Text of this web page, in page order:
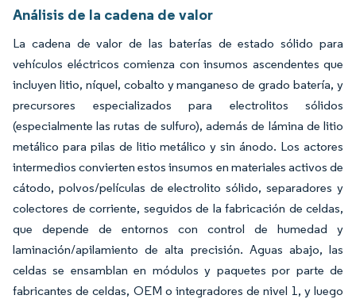
Análisis de la cadena de valor
La cadena de valor de las baterías de estado sólido para
vehículos eléctricos comienza con insumos ascendentes que
incluyen litio, níquel, cobalto y manganeso de grado batería, y
precursores especializados para electrolitos sólidos
(especialmente las rutas de sulfuro), además de lámina de litio
metálico para pilas de litio metálico y sin ánodo. Los actores
intermedios convierten estos insumos en materiales activos de
cátodo, polvos/películas de electrolito sólido, separadores y
colectores de corriente, seguidos de la fabricación de celdas,
que depende de entornos con control de humedad y
laminación/apilamiento de alta precisión. Aguas abajo, las
celdas se ensamblan en módulos y paquetes por parte de
fabricantes de celdas, OEM o integradores de nivel 1, y luego